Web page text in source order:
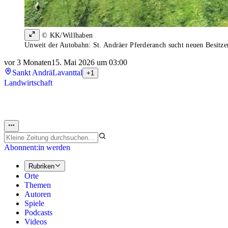
© KK/Willhaben
Unweit der Autobahn: St. Andräer Pferderanch sucht neuen
vor 3 Monaten15. Mai 2026 um 03:00
Sankt AndräLavanttal +1
Landwirtschaft
Abonnent:in werden
Rubriken
Orte
Themen
Autoren
Spiele
Podcasts
Videos